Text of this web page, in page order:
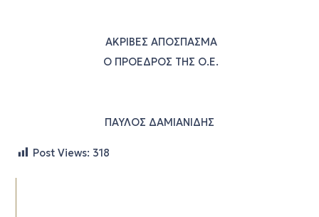
ΑΚΡΙΒΕΣ ΑΠΟΣΠΑΣΜΑ
Ο ΠΡΟΕΔΡΟΣ ΤΗΣ Ο.Ε.
ΠΑΥΛΟΣ ΔΑΜΙΑΝΙΔΗΣ
Post Views: 318